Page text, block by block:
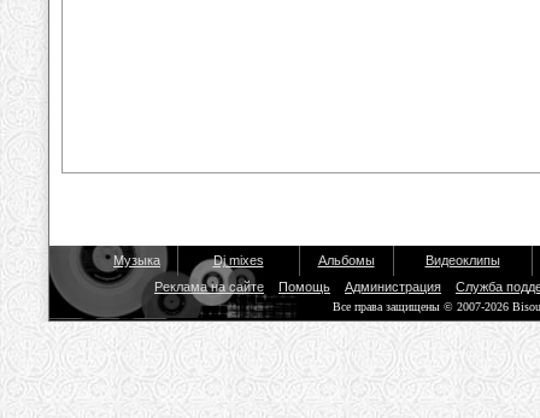
Музыка Dj mixes Альбомы
Видеоклипы
Реклама на сайте
Помощь Администрация Служба
Все права защищены © 2007-2026